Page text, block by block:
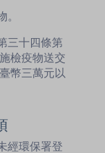
。
三十四條第
檢疫物送交
幣三萬元以
經環保署登